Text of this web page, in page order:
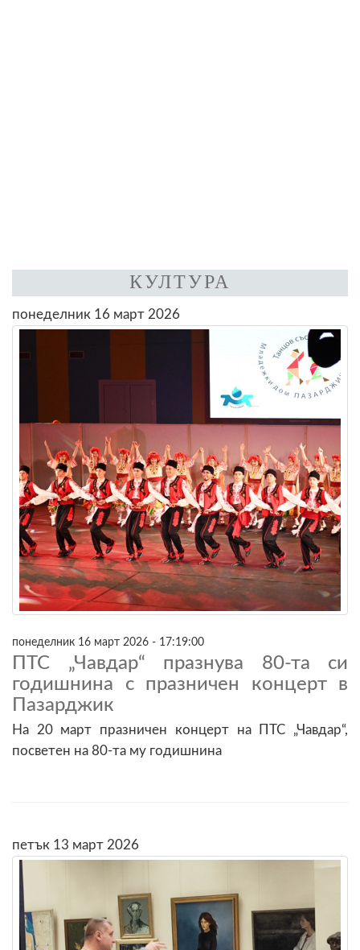
КУЛТУРА
понеделник 16 март 2026
понеделник 16 март 2026 - 17:19:00
ПТС „Чавдар“ празнува 80-та си
годишнина с празничен концерт в
Пазарджик
На 20 март празничен концерт на ПТС „Чавдар“,
посветен на 80-та му годишнина
петък 13 март 2026